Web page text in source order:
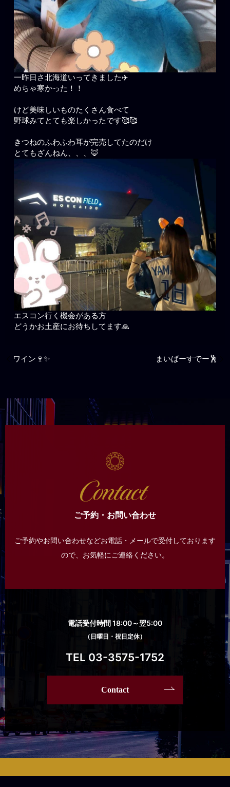
一昨日さ北海道いってきました✈️
めちゃ寒かった！！
けど美味しいものたくさん食べて
野球みてとても楽しかったです🥰🥰
きつねのふわふわ耳が完売してたのだけ
とてもざんねん、、、🦊
エスコン行く機会がある方
どうかお土産にお待ちしてます🙏
ワイン🍷✨ まいばーすでー🕺
ご予約・お問い合わせ
ご予約やお問い合わせなどお電話・メールで受付しております
ので、 お気軽にご連絡ください。
電話受付時間 18:00～翌5:00
（日曜日・祝日定休）
TEL 03-3575-1752
Contact